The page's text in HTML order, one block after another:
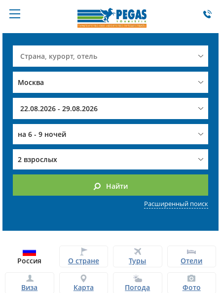
на 6 - 9 ночей
2 взрослых
Найти
Расширенный поиск
Россия О стране Туры Отели
Виза Карта Погода Фото